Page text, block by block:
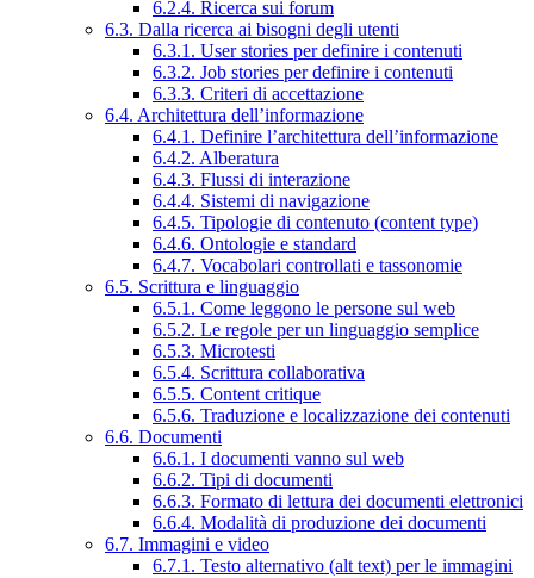
6.2.4. Ricerca sui forum
6.3. Dalla ricerca ai bisogni degli utenti
6.3.1. User stories per definire i contenuti
6.3.2. Job stories per definire i contenuti
6.3.3. Criteri di accettazione
6.4. Architettura dell’informazione
6.4.1. Definire l’architettura dell’informazione
6.4.2. Alberatura
6.4.3. Flussi di interazione
6.4.4. Sistemi di navigazione
6.4.5. Tipologie di contenuto (content type)
6.4.6. Ontologie e standard
6.4.7. Vocabolari controllati e tassonomie
6.5. Scrittura e linguaggio
6.5.1. Come leggono le persone sul web
6.5.2. Le regole per un linguaggio semplice
6.5.3. Microtesti
6.5.4. Scrittura collaborativa
6.5.5. Content critique
6.5.6. Traduzione e localizzazione dei contenuti
6.6. Documenti
6.6.1. I documenti vanno sul web
6.6.2. Tipi di documenti
6.6.3. Formato di lettura dei documenti elettronici
6.6.4. Modalità di produzione dei documenti
6.7. Immagini e video
6.7.1. Testo alternativo (alt text) per le immagini